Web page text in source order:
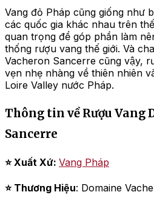
Vang đỏ Pháp cũng giống như
các quốc gia khác nhau trên
quan trọng để góp phần làm
thống rượu vang thế giới. Và
Vacheron Sancerre cũng vậy,
vẹn nhẹ nhàng về thiên nhiên
Loire Valley nước Pháp.
Thông tin về Rượu Vang
Sancerre
⭐ Xuất Xứ: Vang Pháp
⭐ Thương Hiệu: Domaine